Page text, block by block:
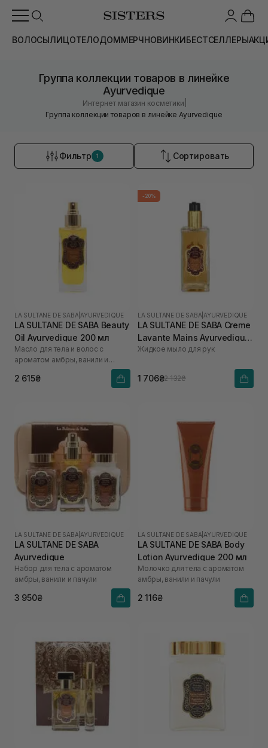
ВОЛОСЫЛИЦОТЕЛОДОММЕРЧНОВИНКИБЕСТСЕЛЛЕРЫ
Группа коллекции товаров в линейке
Ayurvedique
Интернет магазин косметики
Группа коллекции товаров в линейке Ayurvedique
Фильтр 1 Сортировать
LA SULTANE DE SABA AYURVEDIQUE
LA SULTANE DE SABA Beauty
Oil Ayurvedique 200 мл
Масло для тела и волос с
ароматом амбры, ванили и
2 615₴
-20%
LA SULTANE DE SABA AYURVEDIQUE
LA SULTANE DE SABA Creme
Lavante Mains Ayurvedique
200 мл
Жидкое мыло для рук
1 706₴2 132₴
LA SULTANE DE SABA AYURVEDIQUE
LA SULTANE DE SABA
Ayurvedique
Набор для тела с ароматом
амбры, ванили и пачули
3 950₴
LA SULTANE DE SABA AYURVEDIQUE
LA SULTANE DE SABA Body
Lotion Ayurvedique 200 мл
Молочко для тела с ароматом
амбры, ванили и пачули
2 116₴